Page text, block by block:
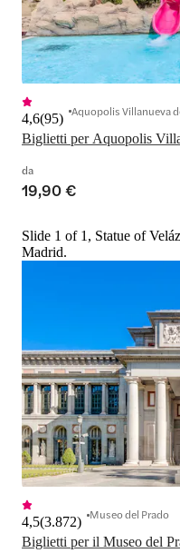
Biglietti per Aquopolis
4,6(95) Aquopolis Villanueva
da
19,90 €
Slide 1 of 1, Statue of
Madrid.
Biglietti per il Museo del
4,5(3.872) Museo del Prado